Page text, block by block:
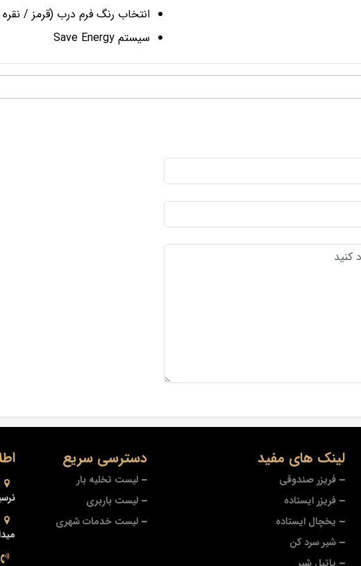
انتخاب رنگ فرم درب (قرمز /
سیستم Save Energy
لینک های مفید
فریزر صندوقی
فریزر ایستاده
یخچال ایستاده
شیر سرد کن
دسترسی سریع
لیست تخلیه بار
لیست باربری
لیست خدمات شهری